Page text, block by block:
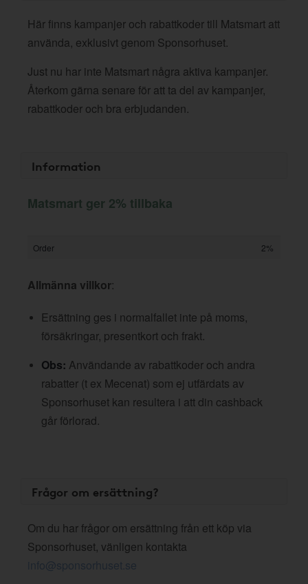
Här finns kampanjer och rabattkoder till Matsmart att
använda, exklusivt genom Sponsorhuset.
Just nu har inte Matsmart några aktiva kampanjer.
Återkom gärna senare för att ta del av kampanjer,
rabattkoder och bra erbjudanden.
Information
Matsmart ger 2% tillbaka
Order 2%
Allmänna villkor:
Ersättning ges i normalfallet inte på moms,
försäkringar, presentkort och frakt.
Obs: Användande av rabattkoder och andra
rabatter (t ex Mecenat) som ej utfärdats av
Sponsorhuset kan resultera i att din cashback
går förlorad.
Frågor om ersättning?
Om du har frågor om ersättning från ett köp via
Sponsorhuset, vänligen kontakta
info@sponsorhuset.se